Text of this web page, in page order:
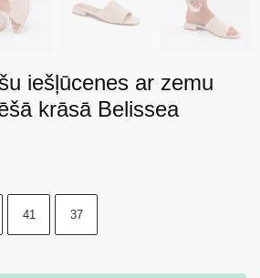
iešļūcenes ar zemu
krāsā Belissea
41 37